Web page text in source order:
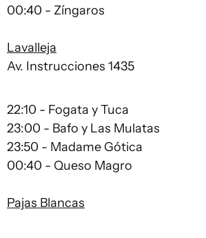
00:40 - Zíngaros
Lavalleja
Av. Instrucciones 1435
22:10 - Fogata y Tuca
23:00 - Bafo y Las Mulatas
23:50 - Madame Gótica
00:40 - Queso Magro
Pajas Blancas